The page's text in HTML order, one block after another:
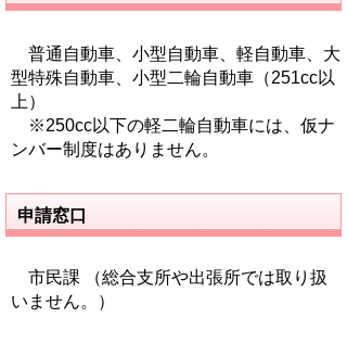
普通自動車、小型自動車、軽自動車、大
型特殊自動車、小型二輪自動車（251cc以
上）
※250cc以下の軽二輪自動車には、仮ナ
ンバー制度はありません。
申請窓口
市民課 （総合支所や出張所では取り扱
いません。）